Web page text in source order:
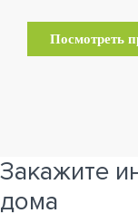
Посмотреть
Закажите
дома